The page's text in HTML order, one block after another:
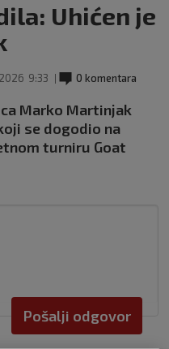
Uhićen je
9:33 0 komentara
Marko Martinjak
se dogodio na
turniru Goat
Pošalji odgovor